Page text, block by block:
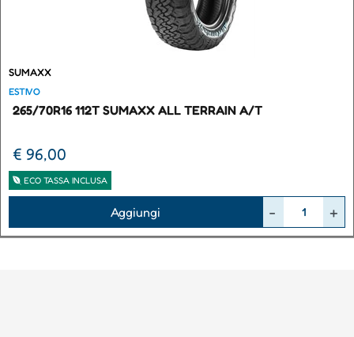
SUMAXX
ESTIVO
265/70R16 112T SUMAXX ALL TERRAIN A/T
€ 96,00
ECO TASSA INCLUSA
Aggiungi